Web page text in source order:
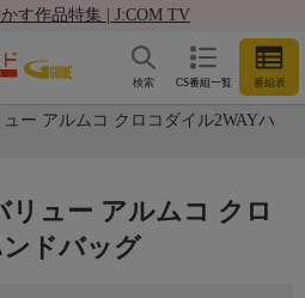
す作品特集 | J:COM TV
CS番組一覧 番組表
検索
ー アルムコ クロコダイル2WAYハ
リュー アルムコ クロ
ドバッグ